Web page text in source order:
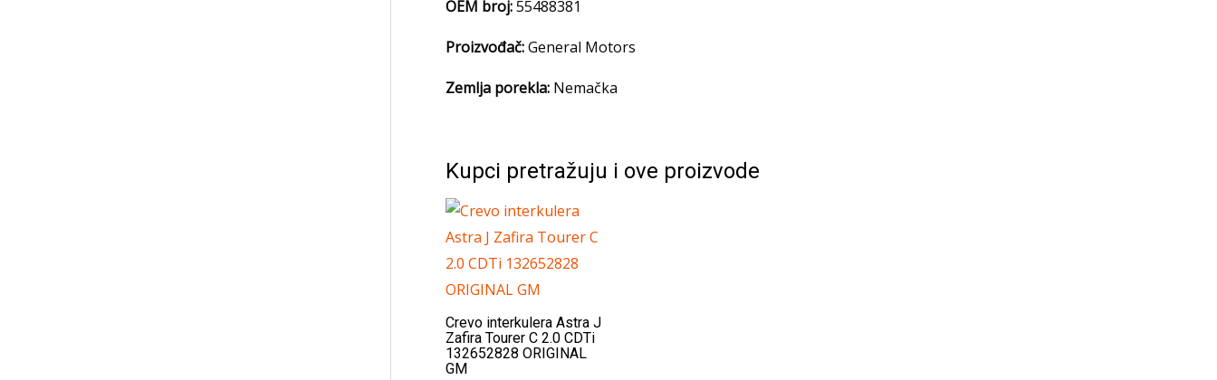
OEM broj:55488381
Proizvođač:General Motors
Zemlja porekla: Nemačka
Kupci pretražuju i ove proizvode
Crevo interkulera Astra J
Zafira Tourer C 2.0 CDTi
132652828 ORIGINAL
GM